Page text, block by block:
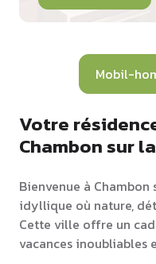
Mobil-
Votre
Chambon sur
Bienvenue à
idyllique où nature,
Cette ville offre un
vacances inoubliables